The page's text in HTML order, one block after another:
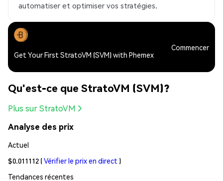
automatiser et optimiser vos stratégies.
Get Your First StratoVM (SVM) with Phemex
Commencer
Qu'est-ce que StratoVM (SVM)?
Plus sur StratoVM
Analyse des prix
Actuel
$0.011112 (Vérifier le prix en direct )
Tendances récentes